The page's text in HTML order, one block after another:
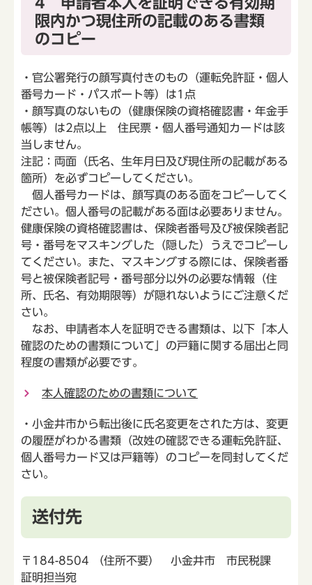
限内かつ現住所の記載のある書類
のコピー
・官公署発行の顔写真付きのもの（運転免許証・個人
番号カード・パスポート等）は1点
・顔写真のないもの（健康保険の資格確認書・年金手
帳等）は2点以上 住民票・個人番号通知カードは該
当しません。
注記：両面（氏名、生年月日及び現住所の記載がある
箇所）を必ずコピーしてください。
個人番号カードは、顔写真のある面をコピーしてく
ださい。個人番号の記載がある面は必要ありません。
健康保険の資格確認書は、保険者番号及び被保険者記
号・番号をマスキングした（隠した）うえでコピーし
てください。また、マスキングする際には、保険者番
号と被保険者記号・番号部分以外の必要な情報（住
所、氏名、有効期限等）が隠れないようにご注意くだ
さい。
なお、申請者本人を証明できる書類は、以下「本人
確認のための書類について」の戸籍に関する届出と同
程度の書類が必要です。
本人確認のための書類について
・小金井市から転出後に氏名変更をされた方は、変更
の履歴がわかる書類（改姓の確認できる運転免許証、
個人番号カード又は戸籍等）のコピーを同封してくだ
さい。
送付先
〒184-8504 （住所不要） 小金井市 市民税課
証明担当宛